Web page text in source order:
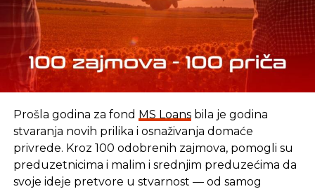
što je kod njih bila dozvoljena trgovina papirima
Ljubljanske banke. Kod nas je to bilo drugačije
riješeno pa tako da ni nemamo tih problema“, rekli
su u Ministarstvu finansija RS.
REKLAMA
Prošla godina za fond MS Loansbila je godina
stvaranja novih prilika i osnaživanja domaće
privrede. Kroz 100 odobrenih zajmova, pomogli su
preduzetnicima i malim i srednjim preduzećima da
svoje ideje pretvore u stvarnost — od samog